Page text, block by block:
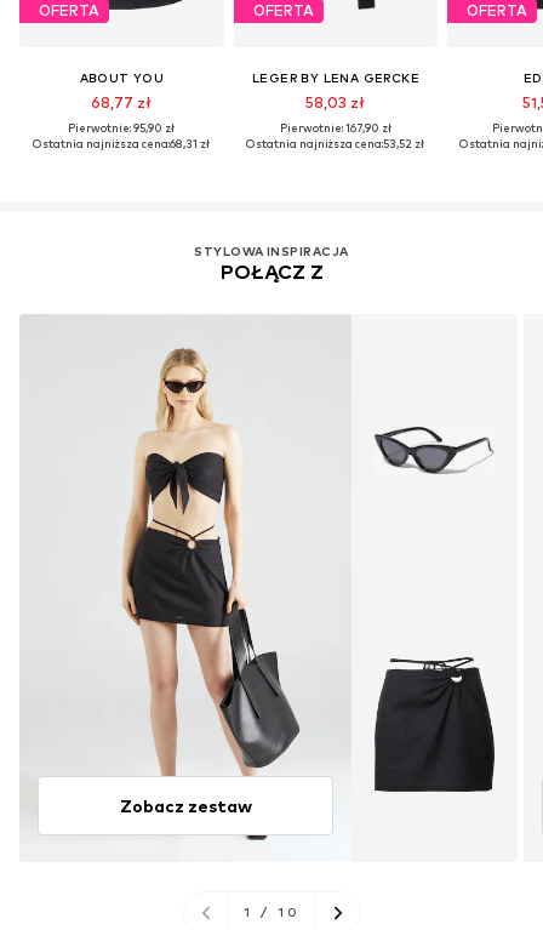
OFERTA
ABOUT YOU
68,77 zł
Pierwotnie: 95,90 zł
Ostatnia najniższa cena:68,31 zł
OFERTA
LEGER BY LENA GERCKE
58,03 zł
Pierwotnie: 167,90 zł
Ostatnia najniższa cena:53,52 zł
OFERTA
Ostatnia
STYLOWA INSPIRACJA
POŁĄCZ Z
Zobacz zestaw
1 / 10